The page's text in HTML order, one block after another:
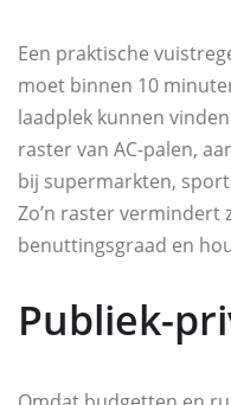
Een praktische
moet binnen 10
laadplek kunnen
raster van AC-palen,
bij supermarkten,
Zo’n raster vermindert
benuttingsgraad en
Publiek-